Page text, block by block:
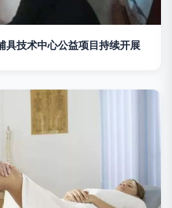
具技术中心公益项目持续开展